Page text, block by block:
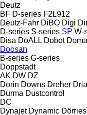
Deutz
BF D-series F2L912
Deutz-Fahr DiBO Digi
D-series S-series SP W-
Disa DoALL Dobot
Doosan
B-series G-series
Doppstadt
AK DW DZ
Dorin Downs Dreher
Durma Dustcontrol
DC
Dynajet Dynamic